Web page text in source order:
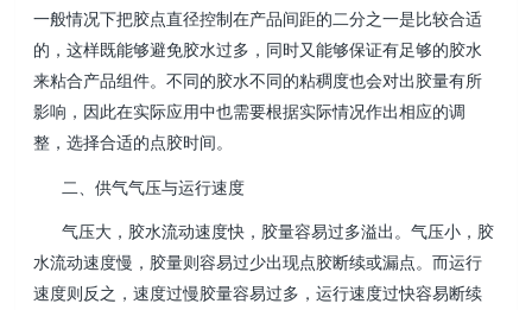
一般情况下把胶点直径控制在产品间距的二分之一是比较合适
的，这样既能够避免胶水过多，同时又能够保证有足够的胶水
来粘合产品组件。不同的胶水不同的粘稠度也会对出胶量有所
影响，因此在实际应用中也需要根据实际情况作出相应的调
整，选择合适的点胶时间。
二、供气气压与运行速度
气压大，胶水流动速度快，胶量容易过多溢出。气压小，胶
水流动速度慢，胶量则容易过少出现点胶断续或漏点。而运行
速度则反之，速度过慢胶量容易过多，运行速度过快容易断续